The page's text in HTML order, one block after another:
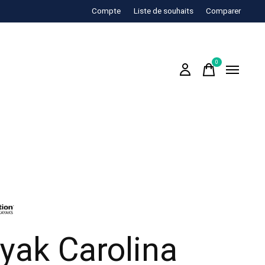
Compte Liste de souhaits Comparer
0items
Carolina